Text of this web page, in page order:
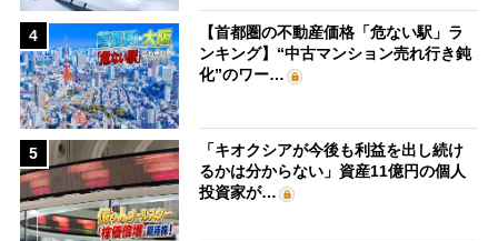
4
【首都圏の不動産価格「危ない駅」ラ
ンキング】“中古マンション売れ行き鈍
化”のワー…
5
「キオクシアが今後も利益を出し続け
るかは分からない」資産11億円の個人
投資家が…